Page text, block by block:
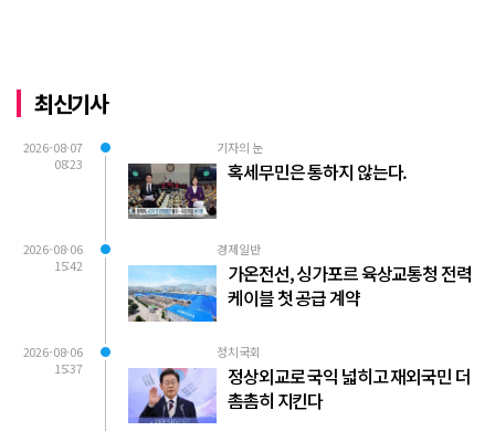
최신기사
2026-08-07
08:23
기자의 눈
혹세무민은 통하지 않는다.
2026-08-06
15:42
경제일반
가온전선, 싱가포르 육상교통청 전력
케이블 첫 공급 계약
2026-08-06
15:37
정치국회
정상외교로 국익 넓히고 재외국민 더
촘촘히 지킨다